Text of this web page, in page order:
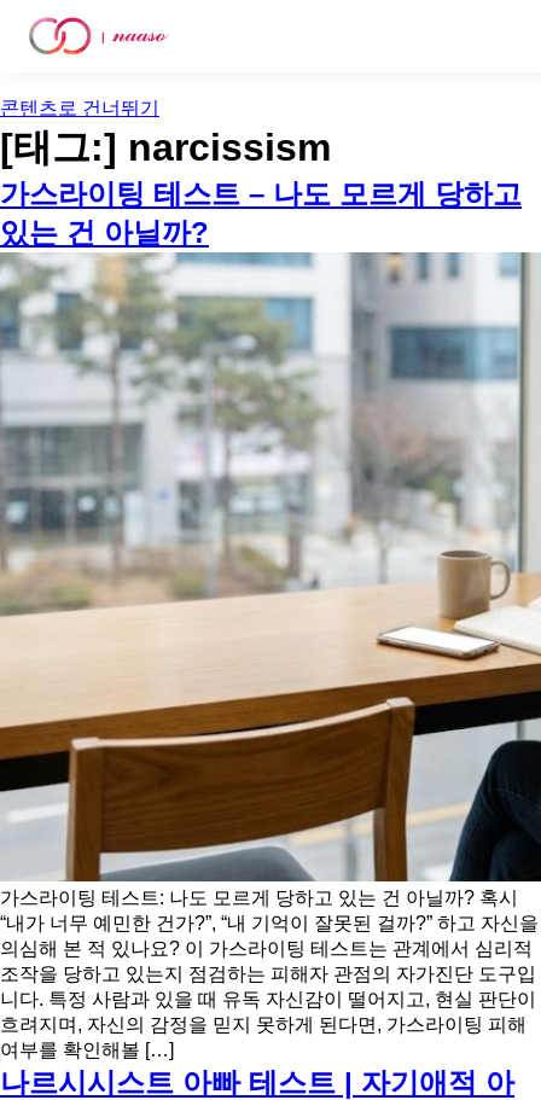
콘텐츠로 건너뛰기
[태그:] narcissism
가스라이팅 테스트 – 나도 모르게 당하고
있는 건 아닐까?
가스라이팅 테스트: 나도 모르게 당하고 있는 건 아닐까? 혹시
“내가 너무 예민한 건가?”, “내 기억이 잘못된 걸까?” 하고 자신을
의심해 본 적 있나요? 이 가스라이팅 테스트는 관계에서 심리적
조작을 당하고 있는지 점검하는 피해자 관점의 자가진단 도구입
니다. 특정 사람과 있을 때 유독 자신감이 떨어지고, 현실 판단이
흐려지며, 자신의 감정을 믿지 못하게 된다면, 가스라이팅 피해
여부를 확인해볼 […]
나르시시스트 아빠 테스트 | 자기애적 아